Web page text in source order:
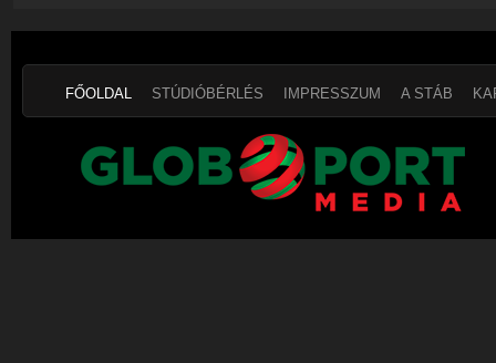
FŐOLDAL STÚDIÓBÉRLÉS IMPRESSZUM A STÁB